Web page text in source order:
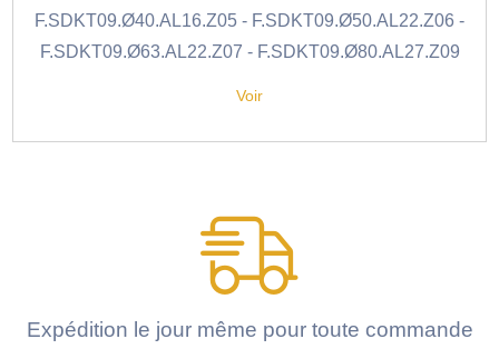
F.SDKT09.Ø40.AL16.Z05 - F.SDKT09.Ø50.AL22.Z06 -
F.SDKT09.Ø63.AL22.Z07 - F.SDKT09.Ø80.AL27.Z09
Voir
Expédition le jour même pour toute commande